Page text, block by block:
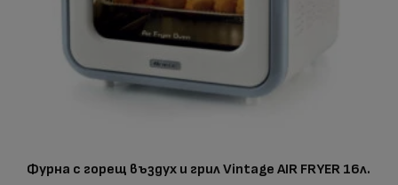
Фурна с горещ въздух и грил Vintage AIR FRYER 16л.